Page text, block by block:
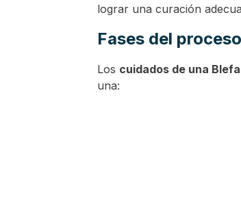
lograr una curación
Fases del
Los cuidados de una
una: